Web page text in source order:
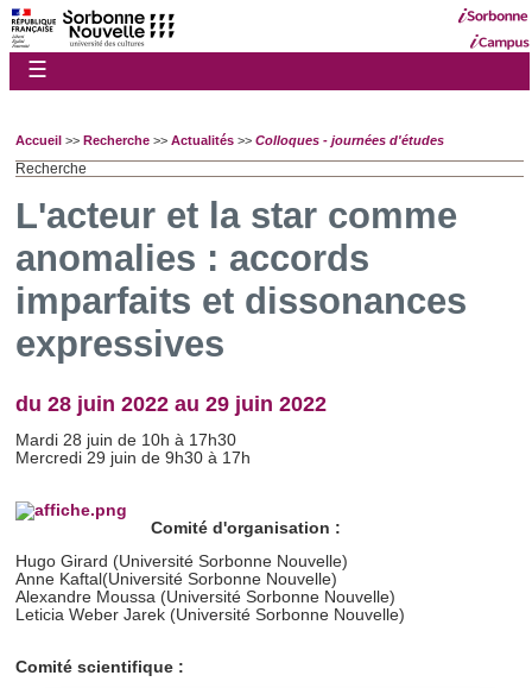
☰
Accueil >> Recherche >> Actualités >> Colloques - journées d'études
Recherche
L'acteur et la star comme
anomalies : accords
imparfaits et dissonances
expressives
du 28 juin 2022 au 29 juin 2022
Mardi 28 juin de 10h à 17h30
Mercredi 29 juin de 9h30 à 17h
Comité d'organisation :
Hugo Girard (Université Sorbonne Nouvelle)
Anne Kaftal(Université Sorbonne Nouvelle)
Alexandre Moussa (Université Sorbonne Nouvelle)
Leticia Weber Jarek (Université Sorbonne Nouvelle)
Comité scientifique :